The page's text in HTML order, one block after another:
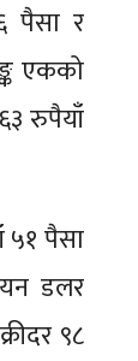
पैसा र
एकको
रुपैयाँ
५१ पैसा
डलर
९८